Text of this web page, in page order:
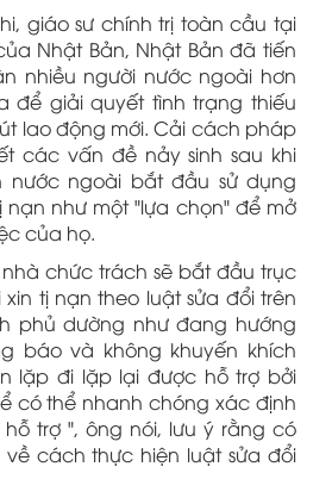
giáo sư chính trị toàn cầu tại
Nhật Bản, Nhật Bản đã tiến
nhiều người nước ngoài hơn
để giải quyết tình trạng thiếu
lao động mới. Cải cách pháp
các vấn đề nảy sinh sau khi
nước ngoài bắt đầu sử dụng
như một "lựa chọn" để mở
của họ.
chức trách sẽ bắt đầu trục
tị nạn theo luật sửa đổi trên
phủ dường như đang hướng
báo và không khuyến khích
lặp đi lặp lại được hỗ trợ bởi
có thể nhanh chóng xác định
trợ ", ông nói, lưu ý rằng có
cách thực hiện luật sửa đổi